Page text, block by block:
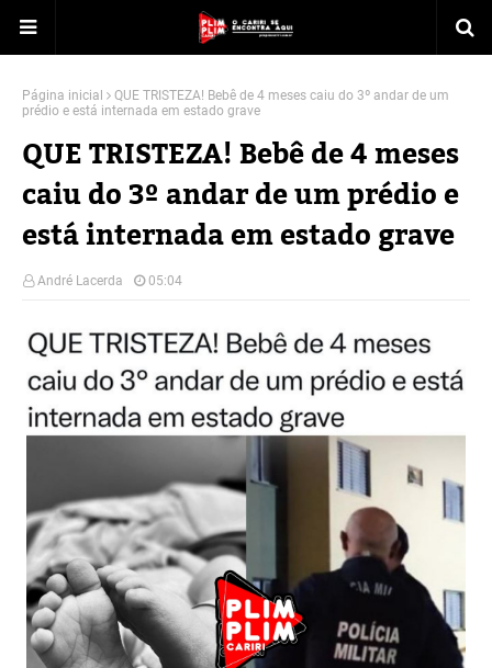
Página inicial
QUE TRISTEZA! Bebê de 4 meses caiu do 3º andar de um
prédio e está internada em estado grave
QUE TRISTEZA! Bebê de 4 meses
caiu do 3º andar de um prédio e
está internada em estado grave
André Lacerda 05:04